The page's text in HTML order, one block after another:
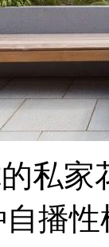
私家
播